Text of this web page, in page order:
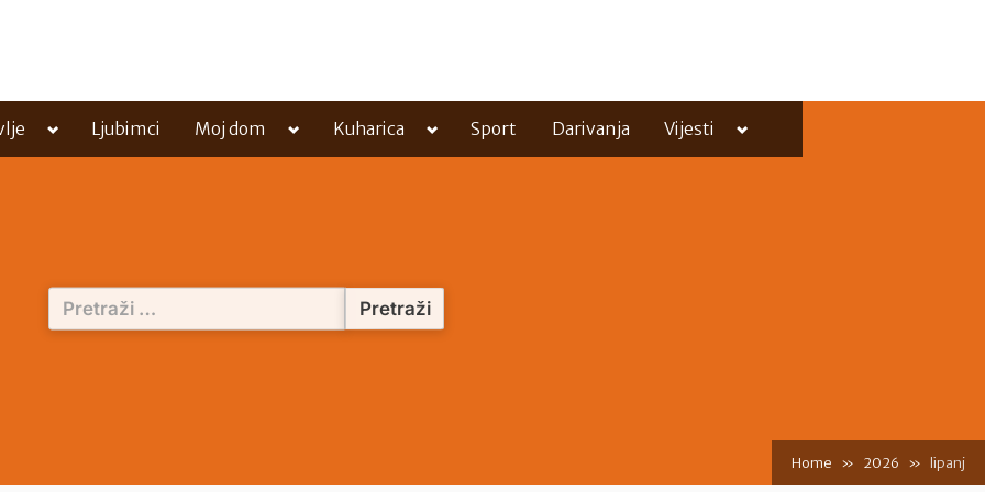
Toggle
menu
Ljubimci Moj dom
Toggle
menu
Kuharica
Toggle
menu
Sport Darivanja Vijesti
Toggle
menu
Pretraži:
Home 2026 lipanj